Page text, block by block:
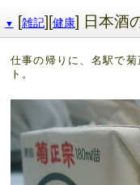
▼ [雑記][健康] 日本酒
仕事の帰りに、名駅で
ト。